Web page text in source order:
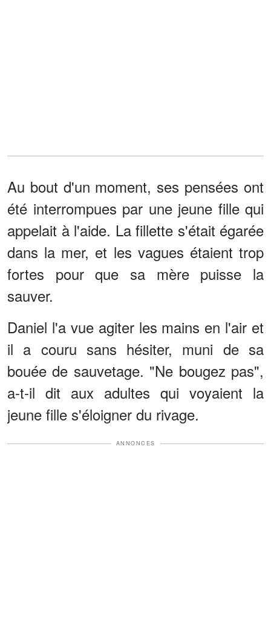
Au bout d'un moment, ses pensées ont
été interrompues par une jeune fille qui
appelait à l'aide. La fillette s'était égarée
dans la mer, et les vagues étaient trop
fortes pour que sa mère puisse la
sauver.
Daniel l'a vue agiter les mains en l'air et
il a couru sans hésiter, muni de sa
bouée de sauvetage. "Ne bougez pas",
a-t-il dit aux adultes qui voyaient la
jeune fille s'éloigner du rivage.
ANNONCES